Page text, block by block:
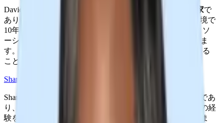
Davidは 経験豊富なタレントソーシングおよび採用戦略家で
あり、Big4コンサルティング、エージェンシー、企業環境で
10年以上の経験を持っています。
ダイバーシティ採用とソ
ーシャルメディアソーシングの専門家として知られていま
す。
テクノロジーが採用における人間の判断を強化できる
ことを示しています。
Sharon Reid（フォロワー8K）
Sharon Reidは
であ
り、キャリア戦略コンサルティングで15年、採用で12年の経
験を持っています。
スタートアップからFortune 500企業ま